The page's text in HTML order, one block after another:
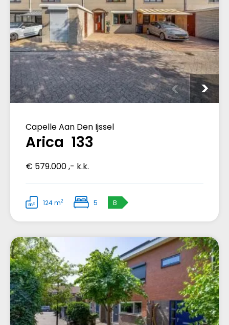
Capelle Aan Den Ijssel
Arica 133
€ 579.000 ,- k.k.
124 m2 5 B